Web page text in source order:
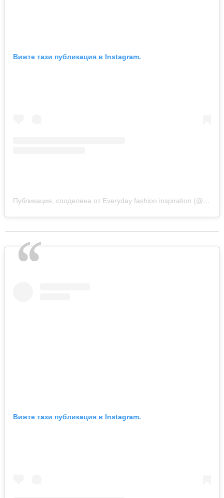
Вижте тази публикация в Instagram.
Публикация, споделена от Everyday fashion inspiration (@new.fashion.academy)
Вижте тази публикация в Instagram.